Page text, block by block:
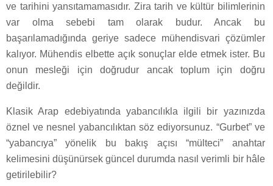
ve tarihini yansıtamamasıdır. Zira tarih ve kültür bilimlerinin
var olma sebebi tam olarak budur. Ancak bu
başarılamadığında geriye sadece mühendisvari çözümler
kalıyor. Mühendis elbette açık sonuçlar elde etmek ister. Bu
onun mesleği için doğrudur ancak toplum için doğru
değildir.
Klasik Arap edebiyatında yabancılıkla ilgili bir yazınızda
öznel ve nesnel yabancılıktan söz ediyorsunuz. “Gurbet” ve
“yabancıya” yönelik bu bakış açısı “mülteci” anahtar
kelimesini düşünürsek güncel durumda nasıl verimli bir hâle
getirilebilir?